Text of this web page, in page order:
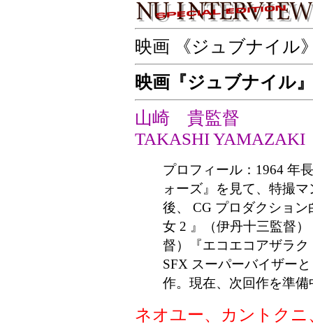
映画 《ジュブナイル
映画『ジュブナイル
山崎 貴監督
TAKASHI YAMAZAKI
プロフィール：1964 年
ォーズ』を見て、特撮
後、 CG プロダクショ
女 2 』（伊丹十三監督
督）『エコエコアザラ
SFX スーパーバイザー
作。現在、次回作を準備
ネオユー、カントクニ